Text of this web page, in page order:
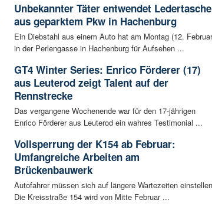
Unbekannter Täter entwendet Ledertasche
aus geparktem Pkw in Hachenburg
Ein Diebstahl aus einem Auto hat am Montag (12.
in der Perlengasse in Hachenburg für Aufsehen ...
GT4 Winter Series: Enrico Förderer (17)
aus Leuterod zeigt Talent auf der
Rennstrecke
Das vergangene Wochenende war für den 17-jährigen
Enrico Förderer aus Leuterod ein wahres Testimonial ...
Vollsperrung der K154 ab Februar:
Umfangreiche Arbeiten am
Brückenbauwerk
Autofahrer müssen sich auf längere Wartezeiten
Die Kreisstraße 154 wird von Mitte Februar ...